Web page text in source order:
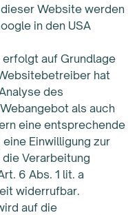
Website werden
in den USA
auf Grundlage
hat
des
als auch
eine entsprechende
Einwilligung zur
Verarbeitung
6 Abs. 1 lit. a
widerrufbar.
auf die